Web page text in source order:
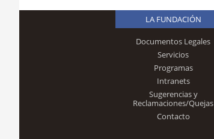
LA FUNDACIÓN
Documentos Legales
Servicios
Programas
Intranets
Sugerencias y
Reclamaciones/Quejas
Contacto